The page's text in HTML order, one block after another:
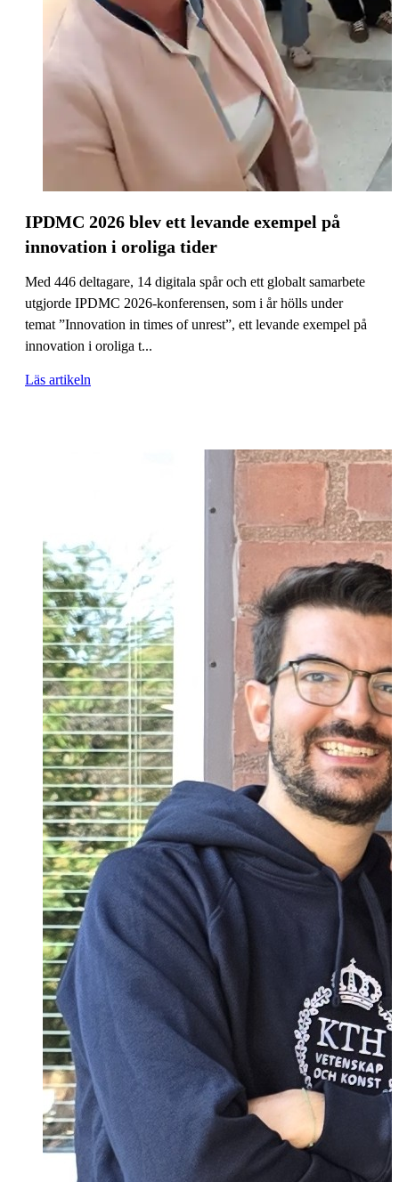
IPDMC 2026 blev ett levande exempel på
innovation i oroliga tider
Med 446 deltagare, 14 digitala spår och ett globalt samarbete
utgjorde IPDMC 2026-konferensen, som i år hölls under
temat ”Innovation in times of unrest”, ett levande exempel på
innovation i oroliga t...
Läs artikeln